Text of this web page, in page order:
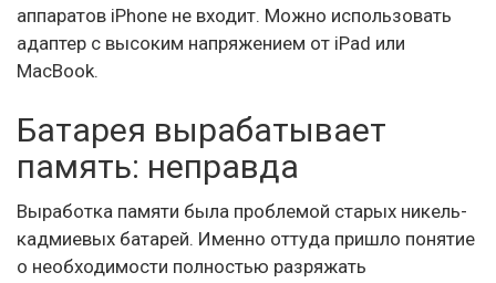
аппаратов iPhone не входит. Можно использовать
адаптер с высоким напряжением от iPad или
MacBook.
Батарея вырабатывает
память: неправда
Выработка памяти была проблемой старых никель-
кадмиевых батарей. Именно оттуда пришло понятие
о необходимости полностью разряжать